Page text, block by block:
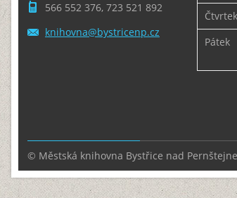
566 552 376, 723 521 892
knihovna@bystricenp.cz
Čtvrtek
Pátek
© Městská knihovna Bystřice nad